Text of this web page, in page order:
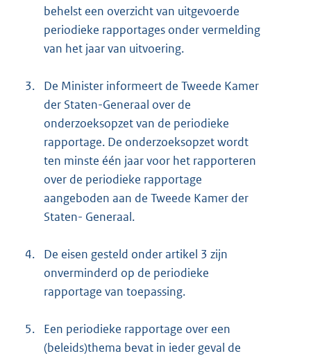
behelst een overzicht van uitgevoerde
periodieke rapportages onder vermelding
van het jaar van uitvoering.
3.
De Minister informeert de Tweede Kamer
der Staten-Generaal over de
onderzoeksopzet van de periodieke
rapportage. De onderzoeksopzet wordt
ten minste één jaar voor het rapporteren
over de periodieke rapportage
aangeboden aan de Tweede Kamer der
Staten- Generaal.
4.
De eisen gesteld onder artikel 3 zijn
onverminderd op de periodieke
rapportage van toepassing.
5.
Een periodieke rapportage over een
(beleids)thema bevat in ieder geval de